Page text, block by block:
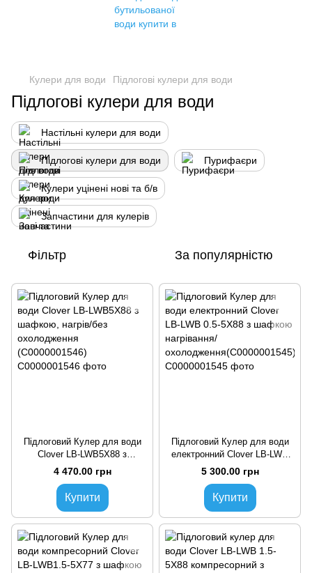
Кулери для води Підлогові кулери для води
Підлогові кулери для води
Настільні кулери для води
Підлогові кулери для води Пурифаєри
Кулери уцінені нові та б/в
Запчастини для кулерів
Фільтр За популярністю
Підлоговий Кулер для води
Clover LB-LWB5X88 з
шафкою, нагрів/без
охолодження (C0000001546)
4 470.00 грн
Купити
Підлоговий Кулер для води
електронний Clover LB-LWB
0.5-5X88 з шафкою
нагрівання/
охолодження(C0000001545)
5 300.00 грн
Купити